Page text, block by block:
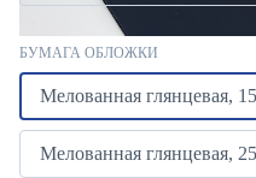
БУМАГА ОБЛОЖКИ
Мелованная глянцевая,
Мелованная глянцевая,